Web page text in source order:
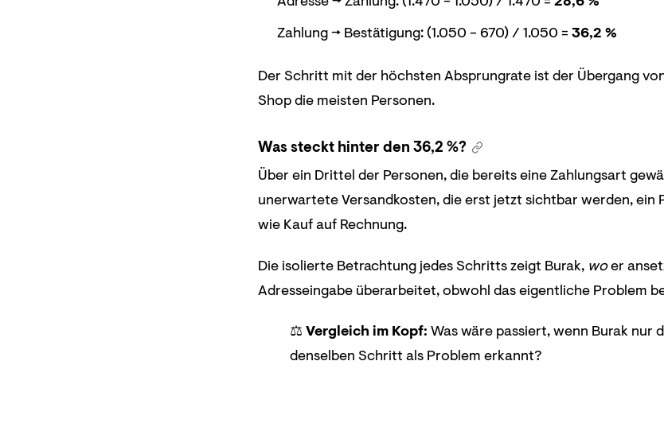
Zahlung → Bestätigung: (1.050 − 670) / 1.050 = 36,2 %
Der Schritt mit der höchsten Absprungrate ist der Übergang
Shop die meisten Personen.
Was steckt hinter den 36,2 %?
Über ein Drittel der Personen, die bereits eine Zahlungsart
unerwartete Versandkosten, die erst jetzt sichtbar werden, ein
wie Kauf auf Rechnung.
Die isolierte Betrachtung jedes Schritts zeigt Burak, woer
Adresseingabe überarbeitet, obwohl das eigentliche Problem
⚖️ Vergleich im Kopf: Was wäre passiert, wenn Burak
denselben Schritt als Problem erkannt?